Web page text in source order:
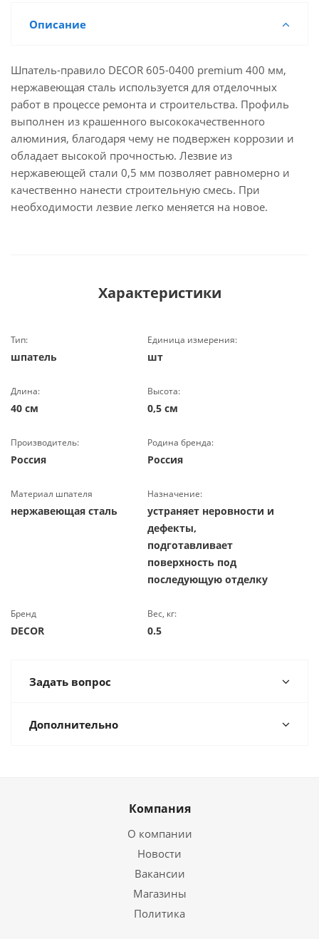
Описание
Шпатель-правило DECOR 605-0400 premium 400 мм,
нержавеющая сталь используется для отделочных
работ в процессе ремонта и строительства. Профиль
выполнен из крашенного высококачественного
алюминия, благодаря чему не подвержен коррозии и
обладает высокой прочностью. Лезвие из
нержавеющей стали 0,5 мм позволяет равномерно и
качественно нанести строительную смесь. При
необходимости лезвие легко меняется на новое.
Характеристики
Тип:
шпатель
Единица измерения:
шт
Длина:
40 см
Высота:
0,5 см
Производитель:
Россия
Родина бренда:
Россия
Материал шпателя
нержавеющая сталь
Назначение:
устраняет неровности и
дефекты,
подготавливает
поверхность под
последующую отделку
Бренд
DECOR
Вес, кг:
0.5
Задать вопрос
Дополнительно
Компания
О компании
Новости
Вакансии
Магазины
Политика